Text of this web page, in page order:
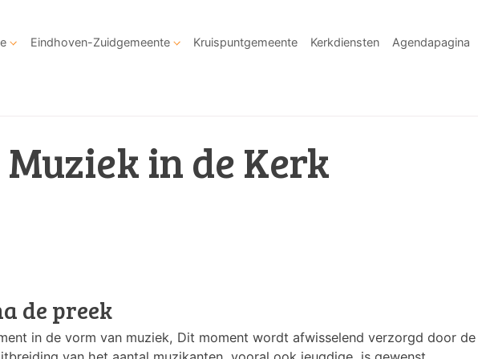
Eindhoven-Zuidgemeente Kruispuntgemeente Kerkdiensten Agendapagina
Muziek in de Kerk
de preek
in de vorm van muziek, Dit moment wordt afwisselend verzorgd door